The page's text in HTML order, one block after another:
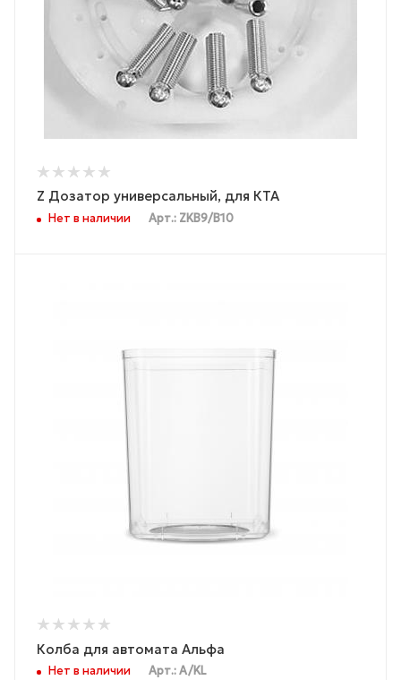
Z Дозатор универсальный, для КТА
Нет в наличии Арт.: ZKB9/B10
Колба для автомата Альфа
Нет в наличии Арт.: A/KL